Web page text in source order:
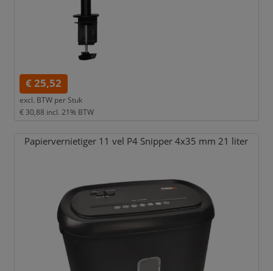
€ 25,52
excl. BTW per Stuk
€ 30,88 incl. 21% BTW
Papiervernietiger 11 vel P4 Snipper 4x35 mm 21 liter